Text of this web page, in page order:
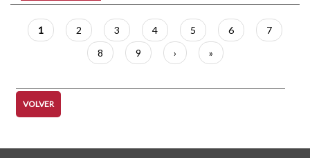
Paginación
Página
actual
1 Página
2 Página
3 Página
4 Página
5 Página
6 Página
7
Página
8 Página
9
Siguiente
página
›
Última
página
»
VOLVER